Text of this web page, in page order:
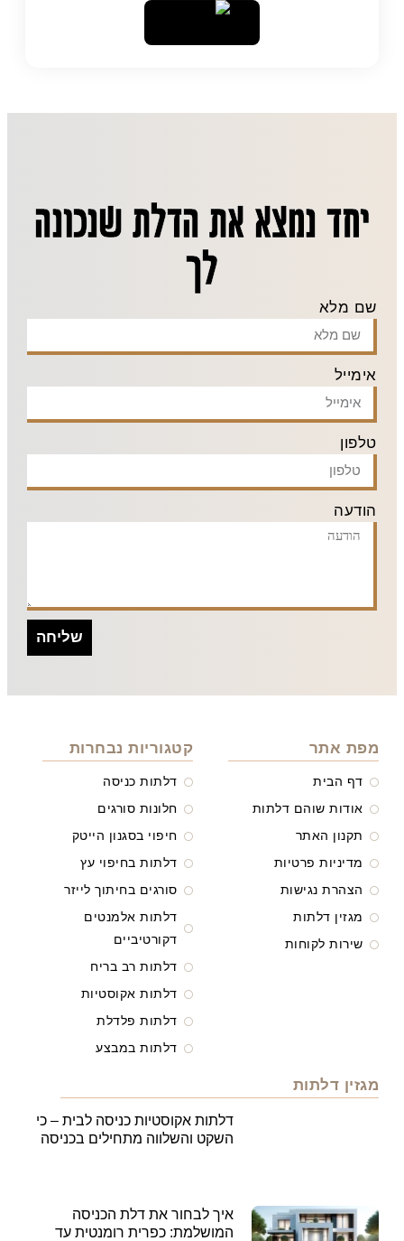
יחד נמצא את הדלת שנכונה
לך
שם מלא
אימייל
טלפון
הודעה
שליחה
מפת אתר
דף הבית
אודות שוהם דלתות
תקנון האתר
מדיניות פרטיות
הצהרת נגישות
מגזין דלתות
שירות לקוחות
קטגוריות נבחרות
דלתות כניסה
חלונות סורגים
חיפוי בסגנון הייטק
דלתות בחיפוי עץ
סורגים בחיתוך לייזר
דלתות אלמנטים
דקורטיביים
דלתות רב בריח
דלתות אקוסטיות
דלתות פלדלת
דלתות במבצע
מגזין דלתות
דלתות אקוסטיות כניסה לבית – כי
השקט והשלווה מתחילים בכניסה
איך לבחור את דלת הכניסה
המושלמת: כפרית רומנטית עד